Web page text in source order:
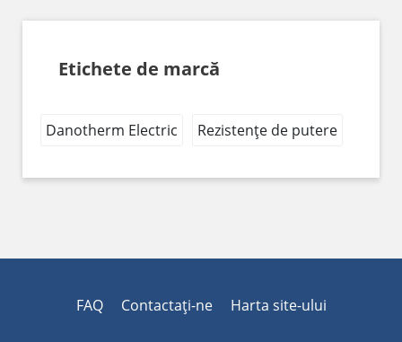
Etichete de marcă
Danotherm Electric Rezistențe de putere
FAQ Contactaţi-ne Harta site-ului